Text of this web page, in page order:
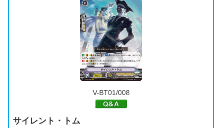
V-BT01/008
サイレント・トム